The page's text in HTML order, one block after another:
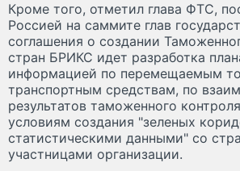
Кроме того, отметил глава ФТС,
Россией на саммите глав
соглашения о создании
стран БРИКС идет разработка
информацией по перемещаемым
транспортным средствам, по
результатов таможенного
условиям создания "зеленых
статистическими данными" со
участницами организации.